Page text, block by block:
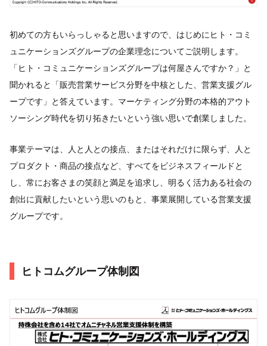
初めての方もいらっしゃると思いますので、はじめにヒト・コミ
ュニケーションズグループの企業理念についてご説明します。
「ヒト・コミュニケーションズグループは何屋さんですか？」と
聞かれると「販売営業サービス分野を中核とした、営業支援グル
ープです」と答えています。マーケティング分野の本格的アウト
ソーシング時代を切り拓きたいという強い思いで創業しました。
事業テーマは、人と人との接点、またはそれだけに限らず、人と
プロダクト・商品の接点など、すべてをビジネスフィールドと
し、常にお客さまの笑顔と満足を追求し、明るく活力ある社会の
創出に貢献したいという思いのもと、事業展開している営業支援
グループです。
ヒトコムグループ体制図